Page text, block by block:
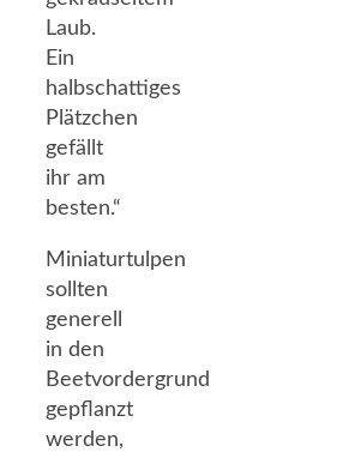
Laub.
Ein
halbschattiges
Plätzchen
gefällt
ihr am
besten.“
Miniaturtulpen
sollten
generell
in den
Beetvordergrund
gepflanzt
werden,